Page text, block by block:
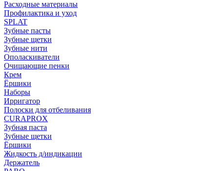
Расходные материалы
Профилактика и уход
SPLAT
Зубные пасты
Зубные щетки
Зубные нити
Ополаскиватели
Очищающие пенки
Крем
Ёршики
Наборы
Ирригатор
Полоски для отбеливания
CURAPROX
Зубная паста
Зубные щетки
Ёршики
Жидкость д/индикации
Держатель